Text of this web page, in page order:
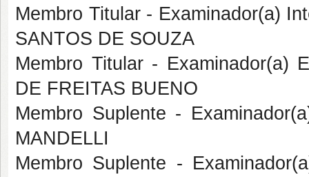
Membro Titular - Examinador(a)
SANTOS DE SOUZA
Membro Titular - Examinador(a)
DE FREITAS BUENO
Membro Suplente -
MANDELLI
Membro Suplente -